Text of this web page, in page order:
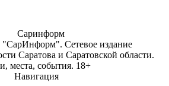
Сетевое издание
Саратова и Саратовской области.
места, события. 18+
Навигация